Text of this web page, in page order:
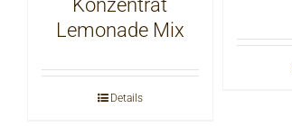
Konzentrat
Lemonade Mix
Details